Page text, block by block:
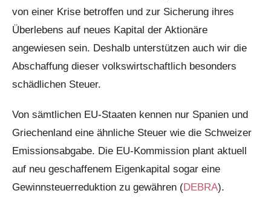
von einer Krise betroffen und zur Sicherung ihres
Überlebens auf neues Kapital der Aktionäre
angewiesen sein. Deshalb unterstützen auch wir die
Abschaffung dieser volkswirtschaftlich besonders
schädlichen Steuer.
Von sämtlichen EU-Staaten kennen nur Spanien und
Griechenland eine ähnliche Steuer wie die Schweizer
Emissionsabgabe. Die EU-Kommission plant aktuell
auf neu geschaffenem Eigenkapital sogar eine
Gewinnsteuerreduktion zu gewähren (DEBRA).